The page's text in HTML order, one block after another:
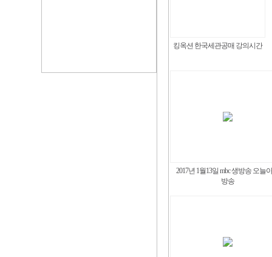
킹옥션 한국세관공매 강의시간
2017년 1월13일 mbc 생방송 오늘
방송